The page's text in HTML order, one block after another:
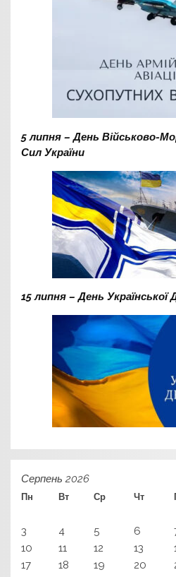
5 липня – День Військово-
Сил України
15 липня – День Української
Серпень 2026
Пн Вт Ср Чт
3
4 5 6
10
11 12 13
17
18 19 20